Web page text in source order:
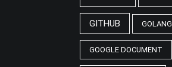
GITHUB GOLANG
GOOGLE DOCUMENT